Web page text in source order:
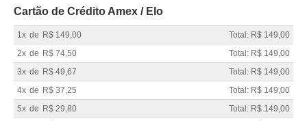
Cartão de Crédito Amex / Elo
1x de R$ 149,00
Total: R$ 149,00
2x de R$ 74,50
Total: R$ 149,00
3x de R$ 49,67
Total: R$ 149,00
4x de R$ 37,25
Total: R$ 149,00
5x de R$ 29,80
Total: R$ 149,00